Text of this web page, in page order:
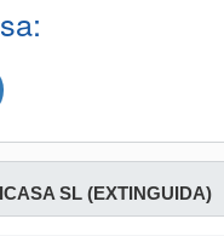
SL (EXTINGUIDA)